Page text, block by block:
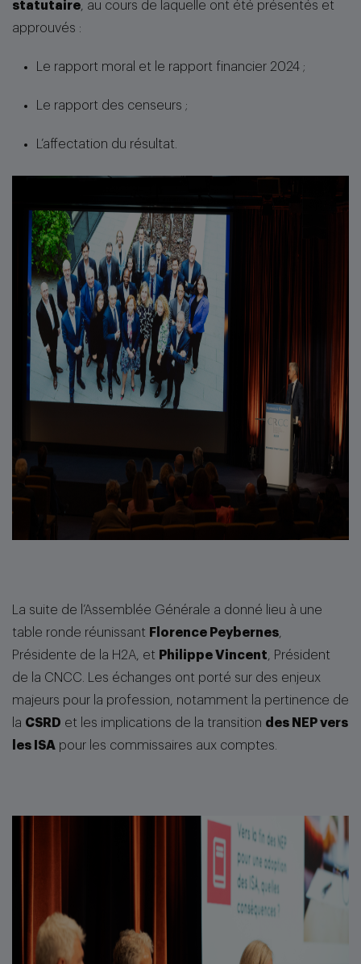
statutaire , au cours de laquelle ont été présentés et
approuvés :
Le rapport moral et le rapport financier 2024 ;
Le rapport des censeurs ;
L’affectation du résultat.
La suite de l’Assemblée Générale a donné lieu à une
table ronde réunissant Florence Peybernes
Présidente de la H2A, et Philippe Vincent , Président
de la CNCC. Les échanges ont porté sur des enjeux
majeurs pour la profession, notamment la pertinence de
la CSRD et les implications de la transition des NEP vers
les ISA pour les commissaires aux comptes.